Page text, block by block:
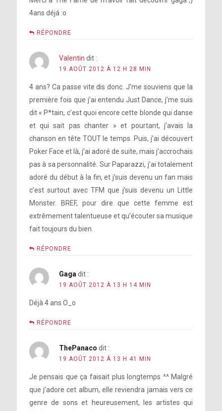
4ans déjá :o
RÉPONDRE
Valentin dit :
19 AOÛT 2012 À 12 H 28 MIN
4 ans? Ca passe vite dis donc. J’me souviens que la
première fois que j’ai entendu Just Dance, j’me suis
dit « P*tain, c’est quoi encore cette blonde qui danse
et qui sait pas chanter » et pourtant, j’avais la
chanson en tête TOUT le temps. Puis, j’ai découvert
Poker Face et là, j’ai adoré de suite, mais j’accrochais
pas à sa personnalité. Sur Paparazzi, j’ai totalement
adoré du début à la fin, et j’suis devenu un fan mais
c’est surtout avec TFM que j’suis devenu un Little
Monster. BREF, pour dire que cette femme est
extrêmement talentueuse et qu’écouter sa musique
fait toujours du bien.
RÉPONDRE
Gaga dit :
19 AOÛT 2012 À 13 H 14 MIN
Déjà 4 ans O_o
RÉPONDRE
ThePanaco dit :
19 AOÛT 2012 À 13 H 41 MIN
Je pensais que ça faisait plus longtemps ^^ Malgré
que j’adore cet album, elle reviendra jamais vers ce
genre de sons et heureusement, les artistes qui